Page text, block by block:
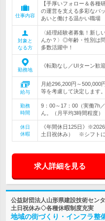
仕事内容
【手厚いフォロー＆各種
の運営を支える多彩なバ
あいと働ける温かい職場
対象と
なる方
〈経理経験者募集！新し
んか？〉◎年齢・性別は
多数活躍中！
勤務地
《転勤なし／UIターン歓
給与
月給296,200円～
等を考慮して決定します
勤務
時間
9：00～17：00（実働7h
ん。（月平均3時間程度）
休日
休暇
《年間休日125日》
土日祝休み） ※シフト
求人詳細を見る
公益財団法人山形県建設技術セ
土日祝休み◇各種休暇制度充実
地域の街づくり・インフラ整